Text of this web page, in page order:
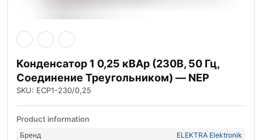
Конденсатор 1 0,25 кВАр (230В, 50 Гц,
Соединение Треугольником) — NEP
SKU: ECP1-230/0,25
Product information
Бренд
ELEKTRA Elektronik